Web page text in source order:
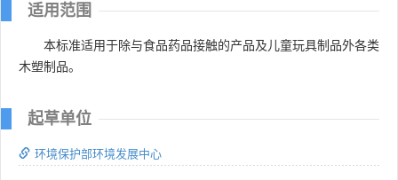
适用范围
本标准适用于除与食品药品接触的产品及儿童玩具制品外各类
木塑制品。
起草单位
环境保护部环境发展中心